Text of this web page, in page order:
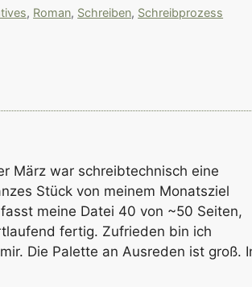
, Roman, Schreiben, Schreibprozess
März war schreibtechnisch eine
Stück von meinem Monatsziel
meine Datei 40 von ~50 Seiten,
fertig. Zufrieden bin ich
Die Palette an Ausreden ist groß.